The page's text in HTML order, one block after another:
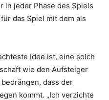
in jeder Phase des Spiels
das Spiel mit dem als
Idee ist, eine solch
wie den Aufsteiger
dass der
kommt. „Ich verzichte